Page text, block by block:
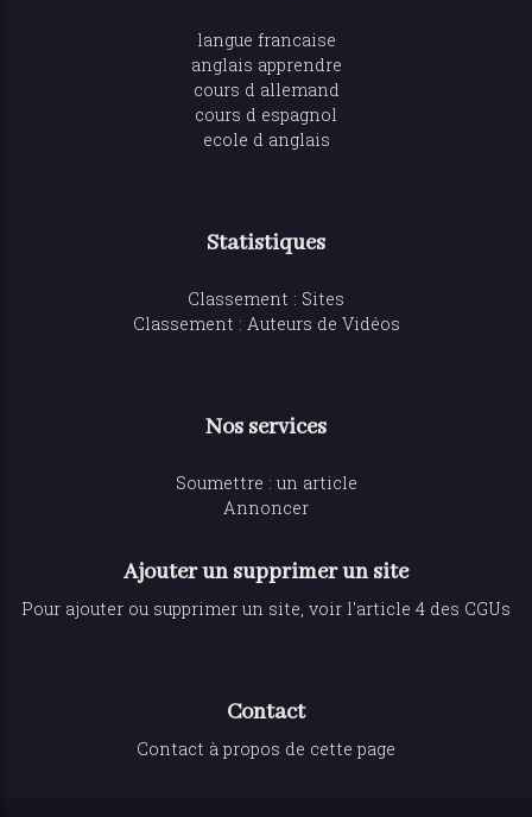
langue francaise
anglais apprendre
cours d allemand
cours d espagnol
ecole d anglais
Statistiques
Classement : Sites
Classement : Auteurs de Vidéos
Nos services
Soumettre : un article
Annoncer
Ajouter un supprimer un site
Pour ajouter ou supprimer un site, voir l'article 4 des CGUs
Contact
Contact à propos de cette page